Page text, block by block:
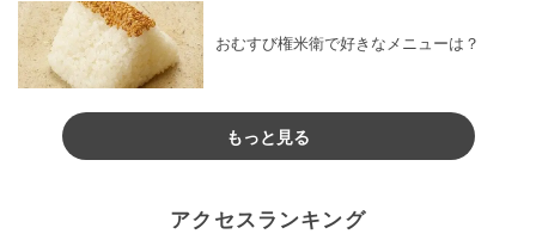
おむすび権米衛で好きなメニューは？
もっと見る
アクセスランキング